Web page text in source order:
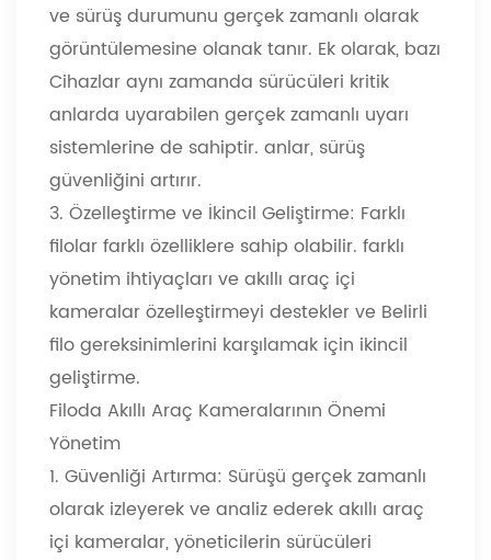
ve sürüş durumunu gerçek zamanlı olarak
görüntülemesine olanak tanır. Ek olarak, bazı
Cihazlar aynı zamanda sürücüleri kritik
anlarda uyarabilen gerçek zamanlı uyarı
sistemlerine de sahiptir. anlar, sürüş
güvenliğini artırır.
3. Özelleştirme ve İkincil Geliştirme: Farklı
filolar farklı özelliklere sahip olabilir. farklı
yönetim ihtiyaçları ve akıllı araç içi
kameralar özelleştirmeyi destekler ve Belirli
filo gereksinimlerini karşılamak için ikincil
geliştirme.
Filoda Akıllı Araç Kameralarının Önemi
Yönetim
1. Güvenliği Artırma: Sürüşü gerçek zamanlı
olarak izleyerek ve analiz ederek akıllı araç
içi kameralar, yöneticilerin sürücüleri